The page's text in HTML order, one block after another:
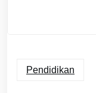
Pendidikan